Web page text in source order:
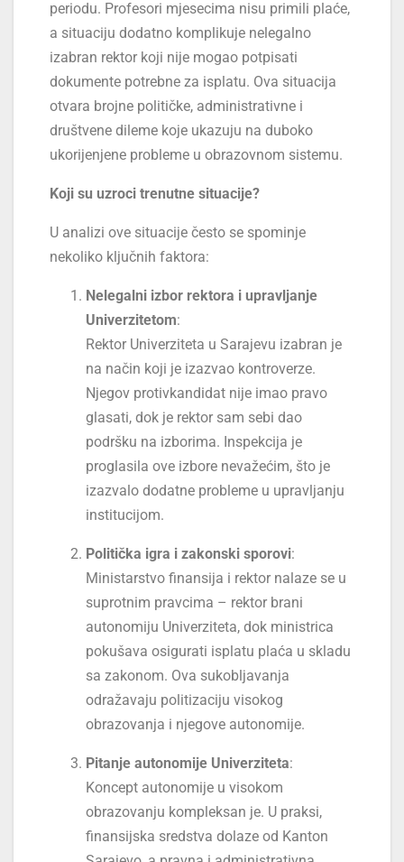
periodu. Profesori mjesecima nisu primili plaće,
a situaciju dodatno komplikuje nelegalno
izabran rektor koji nije mogao potpisati
dokumente potrebne za isplatu. Ova situacija
otvara brojne političke, administrativne i
društvene dileme koje ukazuju na duboko
ukorijenjene probleme u obrazovnom sistemu.
Koji su uzroci trenutne situacije?
U analizi ove situacije često se spominje
nekoliko ključnih faktora:
Nelegalni izbor rektora i upravljanje
Univerzitetom:
Rektor Univerziteta u Sarajevu izabran je
na način koji je izazvao kontroverze.
Njegov protivkandidat nije imao pravo
glasati, dok je rektor sam sebi dao
podršku na izborima. Inspekcija je
proglasila ove izbore nevažećim, što je
izazvalo dodatne probleme u upravljanju
institucijom.
Politička igra i zakonski sporovi:
Ministarstvo finansija i rektor nalaze se u
suprotnim pravcima – rektor brani
autonomiju Univerziteta, dok ministrica
pokušava osigurati isplatu plaća u skladu
sa zakonom. Ova sukobljavanja
odražavaju politizaciju visokog
obrazovanja i njegove autonomije.
Pitanje autonomije Univerziteta:
Koncept autonomije u visokom
obrazovanju kompleksan je. U praksi,
finansijska sredstva dolaze od Kanton